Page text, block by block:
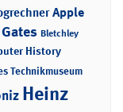
Apple
Bletchley
History
Technikmuseum
Heinz